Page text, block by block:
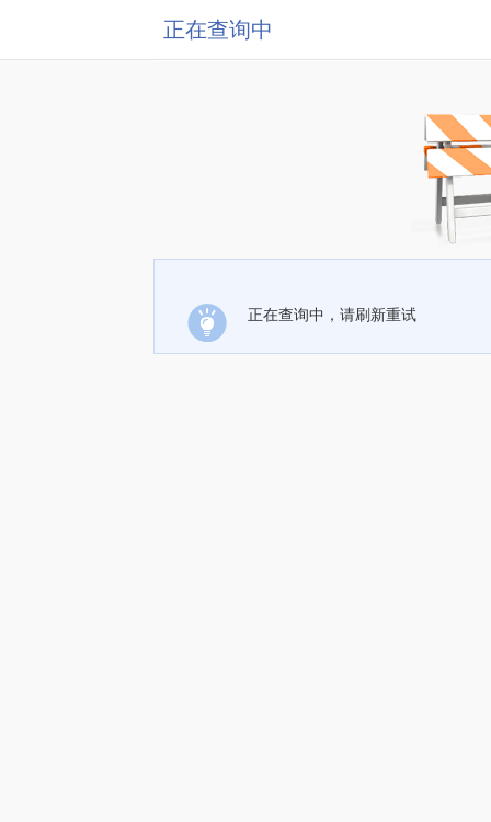
正在查询中
正在查询中，请刷新重试